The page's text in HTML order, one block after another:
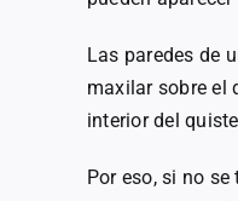
Las paredes de
maxilar sobre el
interior del
Por eso, si no